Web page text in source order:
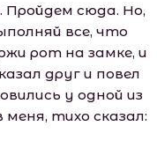
Пройдем сюда. Но,
все, что
рот на замке, и
друг и повел
у одной из
тихо сказал: